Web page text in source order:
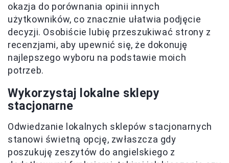
okazja do porównania opinii innych
użytkowników, co znacznie ułatwia podjęcie
decyzji. Osobiście lubię przeszukiwać strony z
recenzjami, aby upewnić się, że dokonuję
najlepszego wyboru na podstawie moich
potrzeb.
Wykorzystaj lokalne sklepy
stacjonarne
Odwiedzanie lokalnych sklepów stacjonarnych
stanowi świetną opcję, zwłaszcza gdy
poszukuję zeszytów do angielskiego z